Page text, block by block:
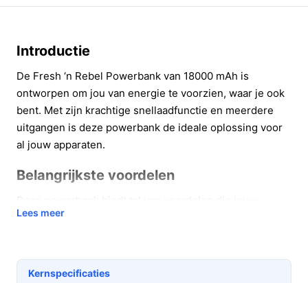
Introductie
De Fresh ‘n Rebel Powerbank van 18000 mAh is
ontworpen om jou van energie te voorzien, waar je ook
bent. Met zijn krachtige snellaadfunctie en meerdere
uitgangen is deze powerbank de ideale oplossing voor
al jouw apparaten.
Belangrijkste voordelen
mobiele leven eenvoudiger maken.
smartphone tot 6 keer opladen, waardoor je nooit
zonder batterij komt te zitten tijdens lange reizen
Lees meer
Kernspecificaties